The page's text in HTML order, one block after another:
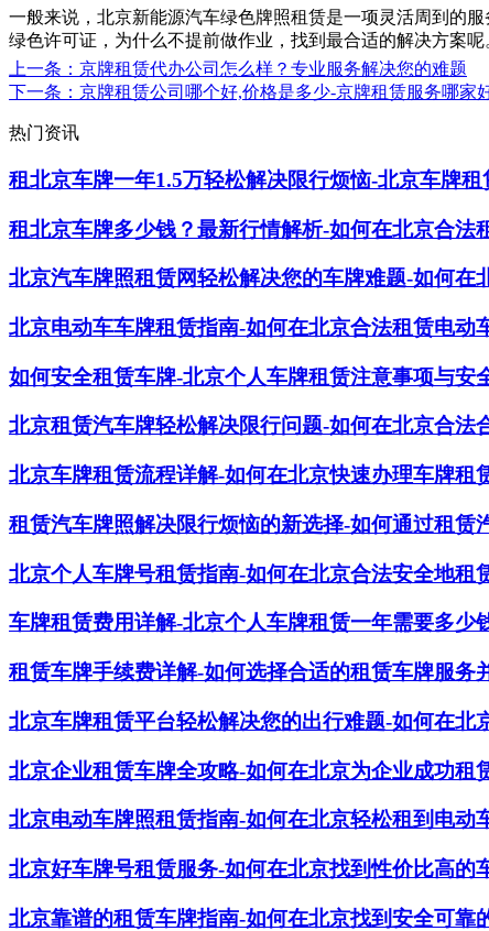
一般来说，北京新能源汽车绿色牌照租赁是一项灵活周到的
绿色许可证，为什么不提前做作业，找到最合适的解决方案呢
上一条 ：京牌租赁代办公司怎么样？专业服务解决您的难题
下一条 ：京牌租赁公司哪个好,价格是多少-京牌租赁服务哪家
热门资讯
租北京车牌一年1.5万轻松解决限行烦恼-北京车牌
租北京车牌多少钱？最新行情解析-如何在北京合法
北京汽车牌照租赁网轻松解决您的车牌难题-如何在
北京电动车车牌租赁指南-如何在北京合法租赁电动
如何安全租赁车牌-北京个人车牌租赁注意事项与安
北京租赁汽车牌轻松解决限行问题-如何在北京合法
北京车牌租赁流程详解-如何在北京快速办理车牌租
租赁汽车牌照解决限行烦恼的新选择-如何通过租赁
北京个人车牌号租赁指南-如何在北京合法安全地租
车牌租赁费用详解-北京个人车牌租赁一年需要多少
租赁车牌手续费详解-如何选择合适的租赁车牌服务
北京车牌租赁平台轻松解决您的出行难题-如何在北
北京企业租赁车牌全攻略-如何在北京为企业成功租
北京电动车牌照租赁指南-如何在北京轻松租到电动
北京好车牌号租赁服务-如何在北京找到性价比高的
北京靠谱的租赁车牌指南-如何在北京找到安全可靠